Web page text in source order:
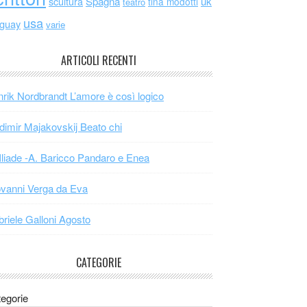
usa varie
ARTICOLI RECENTI
Nordbrandt L’amore è così logico
Majakovskij Beato chi
-A. Baricco Pandaro e Enea
Verga da Eva
Galloni Agosto
CATEGORIE